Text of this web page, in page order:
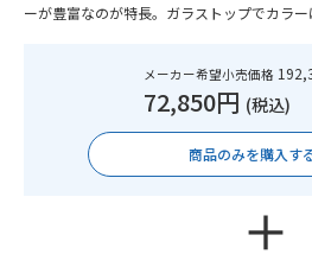
ーが豊富なのが特長。ガラストップでカラー
メーカー希望小売価格
72,850円 (税込)
商品のみを購入す